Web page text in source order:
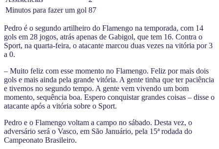
Minutos para fazer um gol 87
Pedro é o segundo artilheiro do Flamengo na temporada, com 14
gols em 28 jogos, atrás apenas de Gabigol, que tem 16. Contra o
Sport, na quarta-feira, o atacante marcou duas vezes na vitória por 3
a 0.
– Muito feliz com esse momento no Flamengo. Feliz por mais dois
gols e mais ainda pela grande vitória. A gente tinha que ter paciência
e tivemos no segundo tempo. A gente vem vivendo um bom
momento, sequência boa. Espero conquistar grandes coisas – disse o
atacante após a vitória sobre o Sport.
Pedro e o Flamengo voltam a campo no sábado. Desta vez, o
adversário será o Vasco, em São Januário, pela 15ª rodada do
Campeonato Brasileiro.